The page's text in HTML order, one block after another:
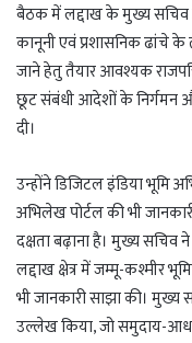
बैठक में लद्दाख के मुख्य सचिव
कानूनी एवं प्रशासनिक ढांचे
जाने हेतु तैयार आवश्यक
छूट संबंधी आदेशों के निर्गमन
दी।
उन्होंने डिजिटल इंडिया
अभिलेख पोर्टल की भी
दक्षता बढ़ाना है। मुख्य सचिव
लद्दाख क्षेत्र में जम्मू-कश्मीर
भी जानकारी साझा की। मुख्य
उल्लेख किया, जो समुदाय-